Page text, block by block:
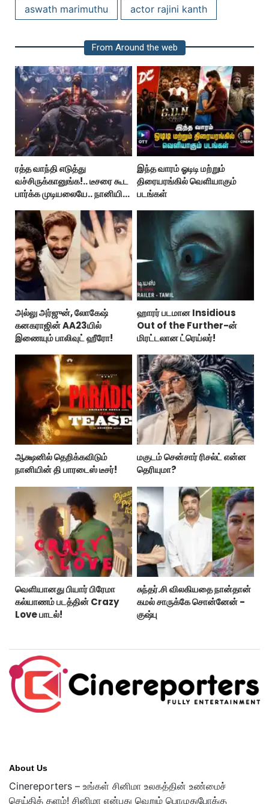
aswath marimuthu actor rajini kanth
From Around the web
ரத்த வாந்தி எடுத்து
வச்சிருக்கானுங்க!.. டீசரை கூட
பார்க்க முடியலையே.. நானியின்
இந்த வாரம் ஓடிடி மற்றும்
திரையரங்கில் வெளியாகும்
படங்கள்
அல்லு அர்ஜுன், லோகேஷ்
கனகராஜின் AA23யில்
இணையும் பாலிவுட் ஹீரோ!
ஹாரர் படமான Insidious
Out of the Further-ன்
மிரட்டலான ட்ரெய்லர்!
ஆக்ஷனில் தெறிக்கவிடும்
நானியின் தி பாரடைஸ் டீசர்!
மகுடம் சென்சார் ரிசல்ட் என்ன
தெரியுமா?
வெளியானது பியார் பிரேமா
கல்யாணம் படத்தின் Crazy
Love பாடல்!
சுந்தர்.சி விலகியதை நான்தான்
கமல் சாருக்கே சொன்னேன் -
குஷ்பு
About Us
Cinereporters – உங்கள் சினிமா உலகத்தின் உண்மைச்
செய்தித் தளம்! சினிமா என்பது வெறும் பொழுதுபோக்கு